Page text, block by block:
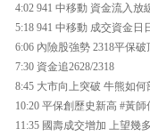
4:02 941 中移動 資金流入放
5:18 941 中移動 成交資金日
6:06 內險股強勢 2318平保破
7:30 資金追2628/2318
8:45 大市向上突破 牛熊如何
10:20 平保創歷史新高 #黃
11:35 國壽成交增加 上望幾